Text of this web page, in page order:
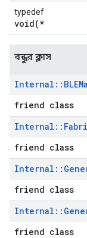
typedef
void(*
বন্ধুর ক্লাস
Internal ::
friend class
Internal ::
friend class
Internal ::
friend class
Internal ::
friend class